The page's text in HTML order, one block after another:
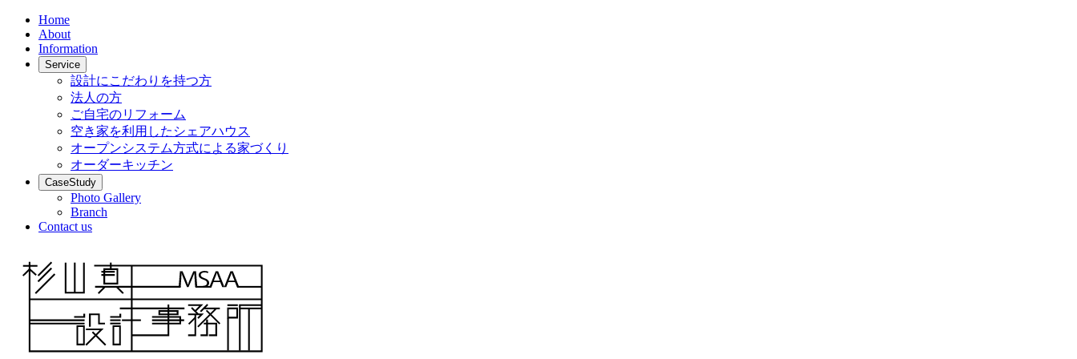
Home
About
Information
Service
設計にこだわりを持つ方
法人の方
ご自宅のリフォーム
空き家を利用したシェアハウス
オープンシステム方式による家づくり
オーダーキッチン
CaseStudy
Photo Gallery
Branch
Contact us